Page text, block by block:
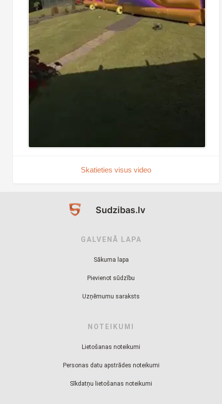
Skatieties visus video
Sudzibas.lv
GALVENĀ LAPA
Sākuma lapa
Pievienot sūdzību
Uzņēmumu saraksts
NOTEIKUMI
Lietošanas noteikumi
Personas datu apstrādes noteikumi
Sīkdatņu lietošanas noteikumi